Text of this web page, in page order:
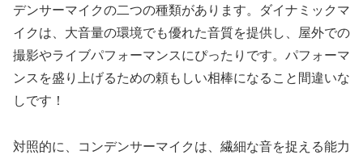
デンサーマイクの二つの種類があります。ダイナミックマ
イクは、大音量の環境でも優れた音質を提供し、屋外での
撮影やライブパフォーマンスにぴったりです。パフォーマ
ンスを盛り上げるための頼もしい相棒になること間違いな
しです！
対照的に、コンデンサーマイクは、繊細な音を捉える能力